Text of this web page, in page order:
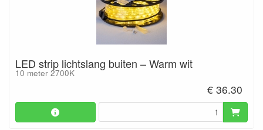
LED strip lichtslang buiten – Warm wit
10 meter 2700K
€ 36.30